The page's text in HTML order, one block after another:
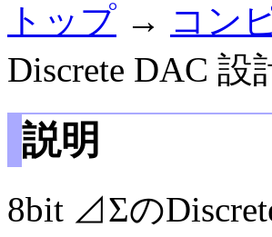
トップ → コン
Discrete DAC 設
説明
8bit ⊿Σの